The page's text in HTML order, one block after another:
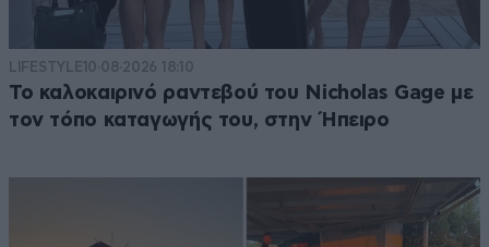
LIFESTYLE10·08·2026 18:10
Το καλοκαιρινό ραντεβού του Nicholas Gage με
τον τόπο καταγωγής του, στην Ήπειρο